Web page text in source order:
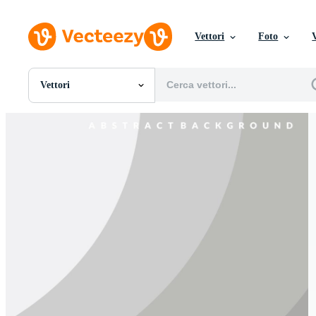
Vettori Foto
Vettori
Tutte Immagini
Motion graphics
Immagini Editoriali
Eventi Editoriali